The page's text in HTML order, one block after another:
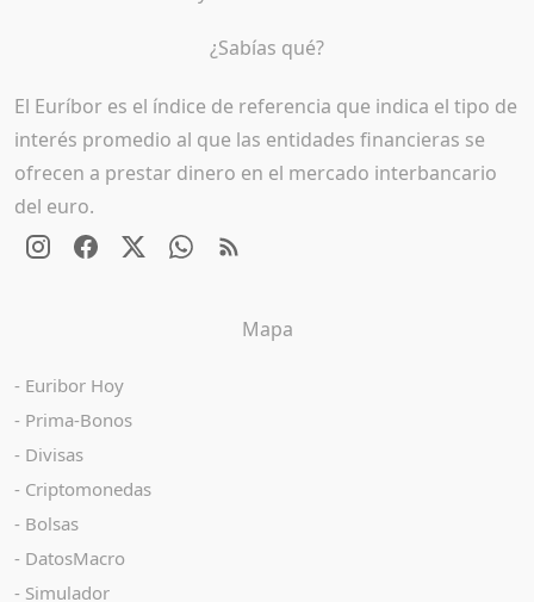
Mapa
Euribor Hoy
Prima-Bonos
Divisas
Criptomonedas
Bolsas
DatosMacro
Simulador
¿Sabías qué?
El Euríbor es el índice de referencia que indica el tipo de
interés promedio al que las entidades financieras se
ofrecen a prestar dinero en el mercado interbancario
del euro.